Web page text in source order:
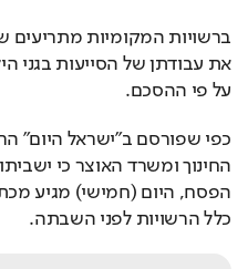
על פי ההסכם.
כלל הרשויות לפני השבתה.